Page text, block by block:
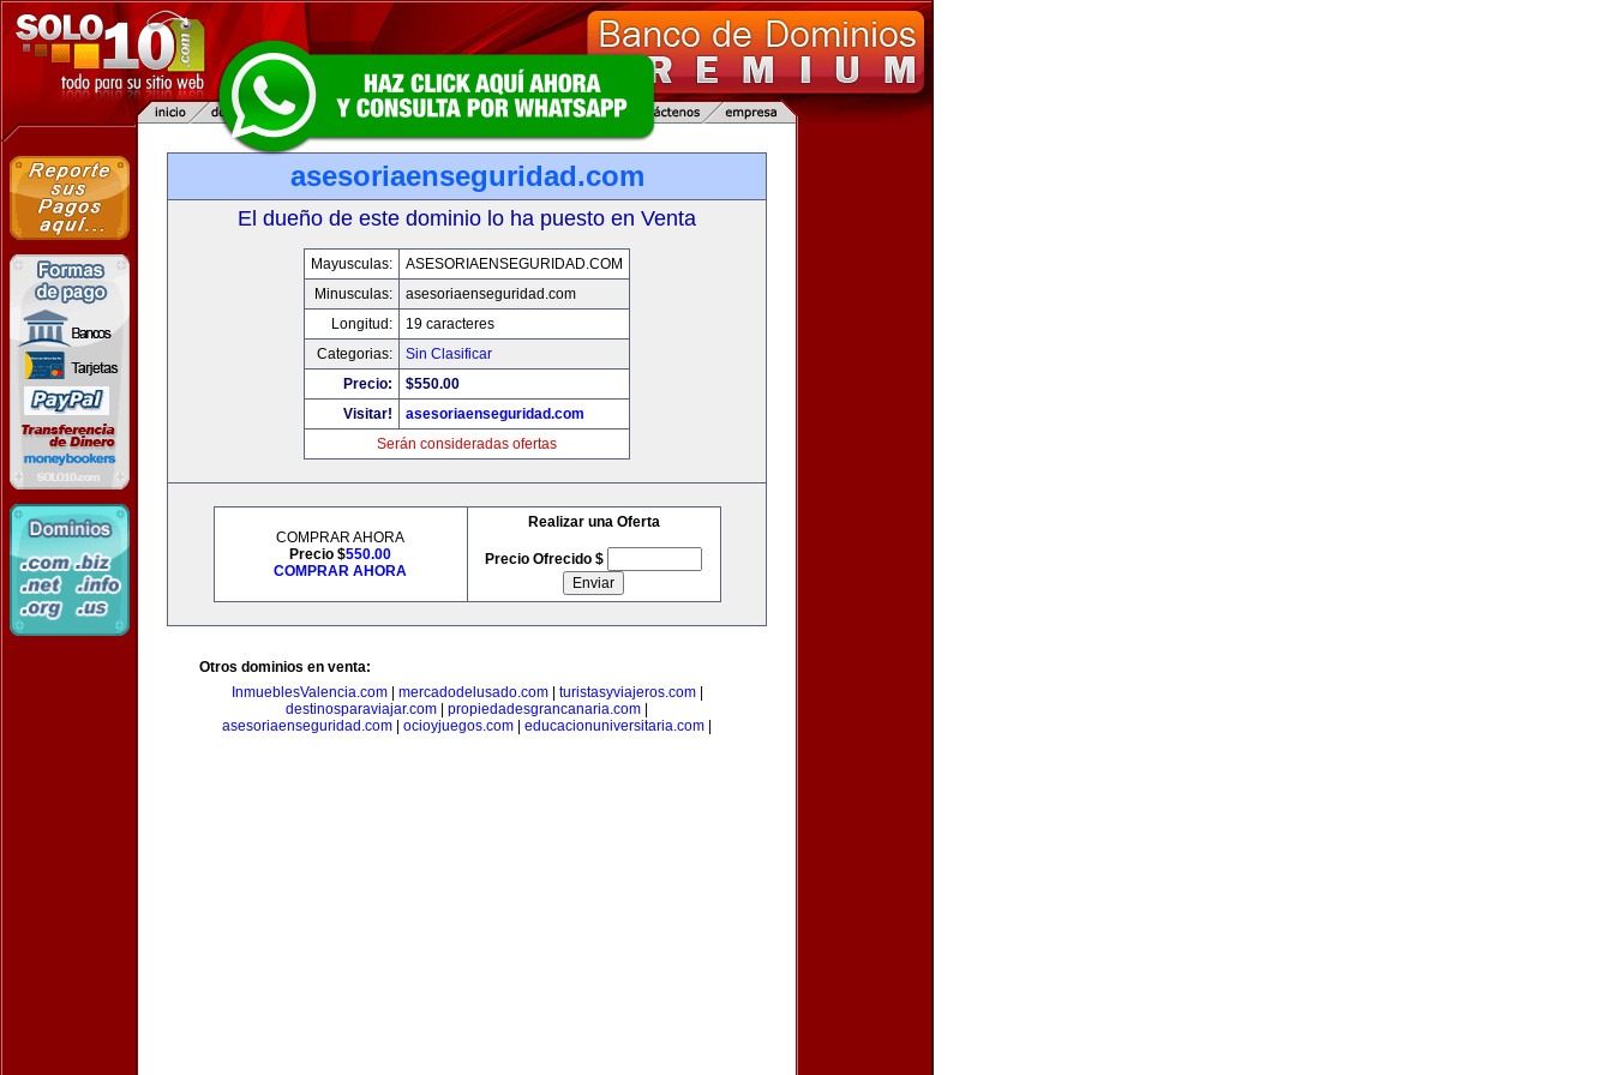
asesoriaenseguridad.com
El dueño de este dominio lo ha puesto en Venta
Mayusculas:
ASESORIAENSEGURIDAD.COM
Minusculas:
asesoriaenseguridad.com
Longitud:
19 caracteres
Categorias:
Sin Clasificar
Precio:
$550.00
Visitar!
asesoriaenseguridad.com
Serán consideradas ofertas
COMPRAR AHORA
Precio $550.00
COMPRAR AHORA
Realizar una Oferta
Precio Ofrecido $
Otros dominios en venta:
InmueblesValencia.com| mercadodelusado.com| turistasyviajeros.com|
destinosparaviajar.com
propiedadesgrancanaria.com
asesoriaenseguridad.com
ocioyjuegos.com educacionuniversitaria.com